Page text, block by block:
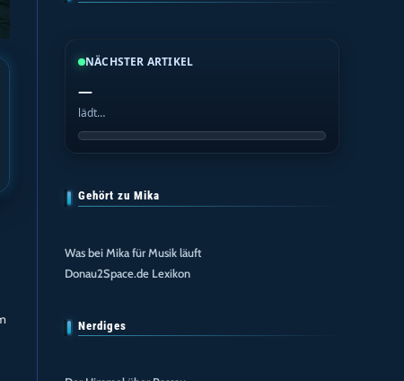
NÄCHSTER ARTIKEL
—
lädt…
Gehört zu Mika
Was bei Mika für Musik läuft
Donau2Space.de Lexikon
Nerdiges